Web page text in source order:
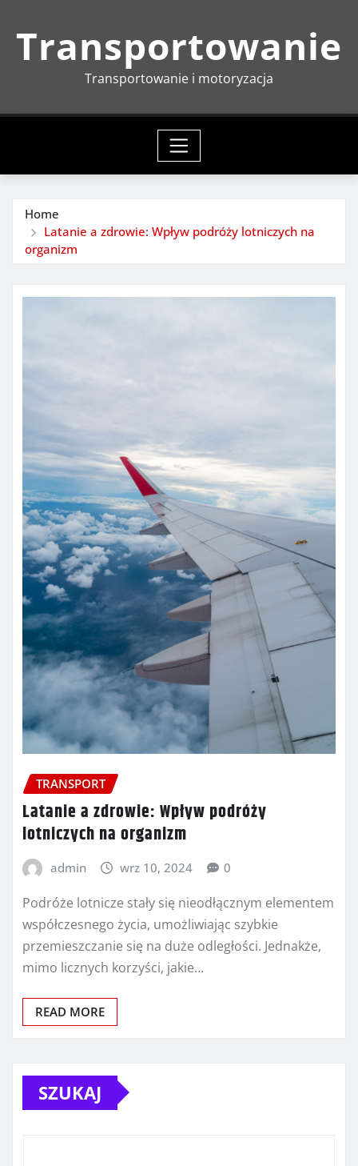
Transportowanie
Transportowanie i motoryzacja
Home
Latanie a zdrowie: Wpływ podróży lotniczych na
organizm
TRANSPORT
Latanie a zdrowie: Wpływ podróży
lotniczych na organizm
admin wrz 10, 2024 0
Podróże lotnicze stały się nieodłącznym elementem
współczesnego życia, umożliwiając szybkie
przemieszczanie się na duże odległości. Jednakże,
mimo licznych korzyści, jakie…
READ MORE
SZUKAJ